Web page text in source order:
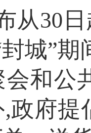
从30
封城”
和公
政府提